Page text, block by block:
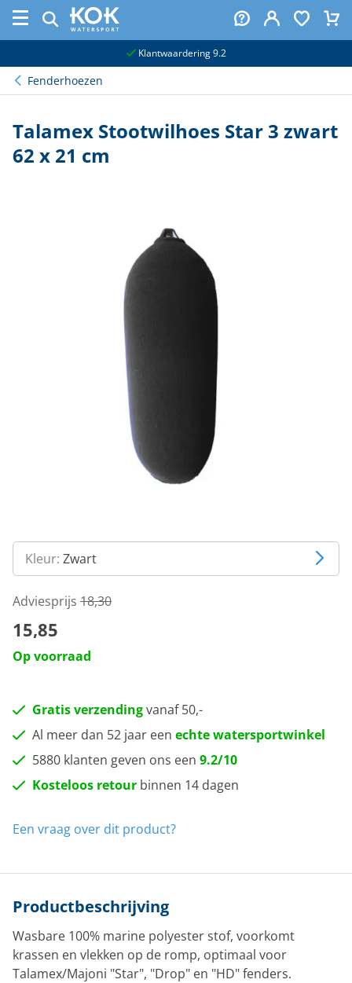
Klantwaardering 9.2
Fenderhoezen
Talamex Stootwilhoes Star 3 zwart
62 x 21 cm
Kleur: Zwart
Adviesprijs 18,30
15,85
Op voorraad
Gratis verzendingvanaf 50,-
Al meer dan 52 jaar een echte watersportwinkel
5880 klanten geven ons een 9.2/10
Kosteloos retour binnen 14 dagen
Een vraag over dit product?
Productbeschrijving
Wasbare 100% marine polyester stof, voorkomt
krassen en vlekken op de romp, optimaal voor
Talamex/Majoni "Star", "Drop" en "HD" fenders.